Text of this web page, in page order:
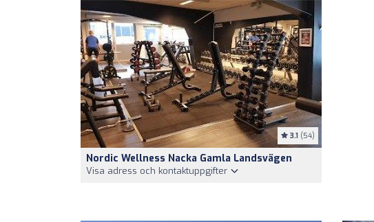
3.1 (54)
Nordic Wellness Nacka Gamla Landsvägen
Visa adress och kontaktuppgifter